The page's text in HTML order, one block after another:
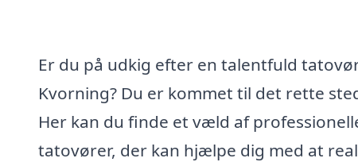
Er du på udkig efter en talentfuld
Kvorning? Du er kommet til det rette
Her kan du finde et væld af
tatovører, der kan hjælpe dig med at